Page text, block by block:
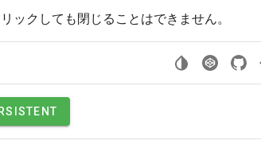
ックしても閉じることはできません。